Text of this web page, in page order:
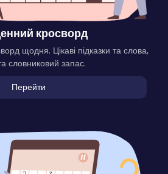
кросворд
щодня. Цікаві підказки та слова,
словниковий запас.
Перейти